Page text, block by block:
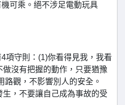
可乘。絕不涉足電動玩具
項守則：(1)你看得見我，我看
沒有把握的動作，只要猶豫
路觀，不影響別人的安全。
，不要讓自己成為事故的受